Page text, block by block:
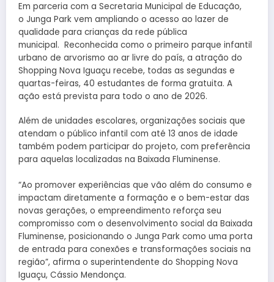
Em parceria com a Secretaria Municipal de Educação,
o Junga Park vem ampliando o acesso ao lazer de
qualidade para crianças da rede pública
municipal. Reconhecida como o primeiro parque infantil
urbano de arvorismo ao ar livre do país, a atração do
Shopping Nova Iguaçu recebe, todas as segundas e
quartas-feiras, 40 estudantes de forma gratuita. A
ação está prevista para todo o ano de 2026.
Além de unidades escolares, organizações sociais que
atendam o público infantil com até 13 anos de idade
também podem participar do projeto, com preferência
para aquelas localizadas na Baixada Fluminense.
“Ao promover experiências que vão além do consumo e
impactam diretamente a formação e o bem-estar das
novas gerações, o empreendimento reforça seu
compromisso com o desenvolvimento social da Baixada
Fluminense, posicionando o Junga Park como uma porta
de entrada para conexões e transformações sociais na
região”, afirma o superintendente do Shopping Nova
Iguaçu, Cássio Mendonça.